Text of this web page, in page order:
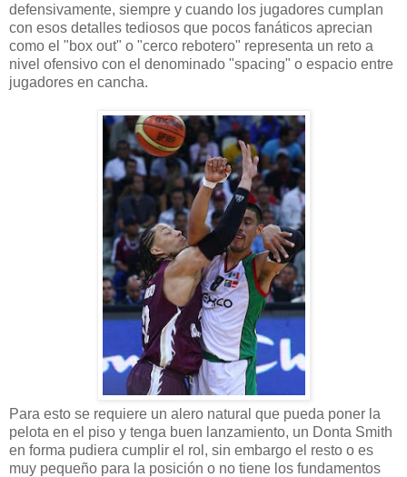
defensivamente, siempre y cuando los jugadores cumplan
con esos detalles tediosos que pocos fanáticos aprecian
como el "box out" o "cerco rebotero" representa un reto a
nivel ofensivo con el denominado "spacing" o espacio entre
jugadores en cancha.
Para esto se requiere un alero natural que pueda poner la
pelota en el piso y tenga buen lanzamiento, un Donta Smith
en forma pudiera cumplir el rol, sin embargo el resto o es
muy pequeño para la posición o no tiene los fundamentos